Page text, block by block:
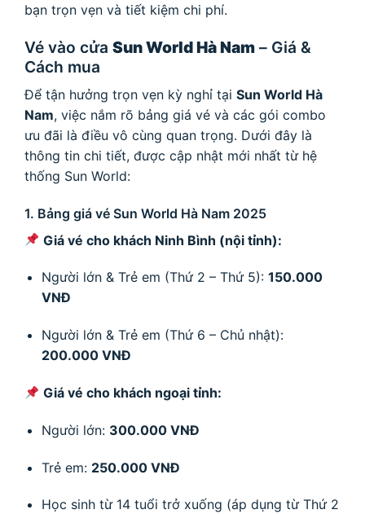
bạn trọn vẹn và tiết kiệm chi phí.
Vé vào cửa Sun World Hà Nam – Giá &
Cách mua
Để tận hưởng trọn vẹn kỳ nghỉ tại Sun World Hà
Nam, việc nắm rõ bảng giá vé và các gói combo
ưu đãi là điều vô cùng quan trọng. Dưới đây là
thông tin chi tiết, được cập nhật mới nhất từ hệ
thống Sun World:
1. Bảng giá vé Sun World Hà Nam 2025
Giá vé cho khách Ninh Bình (nội tỉnh):
Người lớn & Trẻ em (Thứ 2 – Thứ 5): 150.000
VNĐ
Người lớn & Trẻ em (Thứ 6 – Chủ nhật):
200.000 VNĐ
Giá vé cho khách ngoại tỉnh:
Người lớn: 300.000 VNĐ
Trẻ em: 250.000 VNĐ
Học sinh từ 14 tuổi trở xuống (áp dụng từ Thứ 2